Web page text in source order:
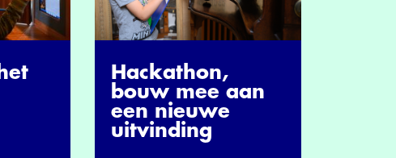
Hackathon,
bouw mee aan
een nieuwe
uitvinding